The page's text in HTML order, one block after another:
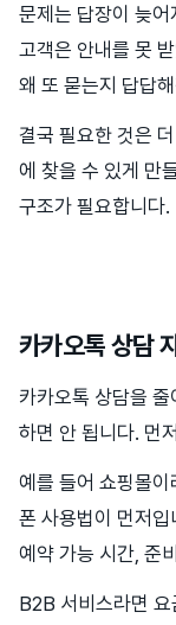
문제는 답장이 늦
고객은 안내를 못
왜 또 묻는지 답답
결국 필요한 것은
에 찾을 수 있게 만
구조가 필요합니다.
카카오톡 상담
카카오톡 상담을
하면 안 됩니다. 먼
예를 들어 쇼핑몰
폰 사용법이 먼저입
예약 가능 시간, 준
B2B 서비스라면